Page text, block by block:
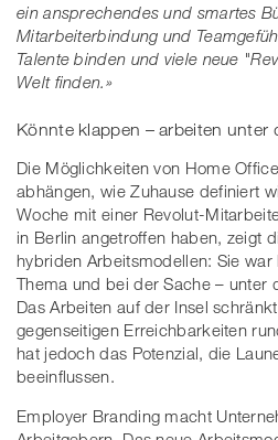
ein ansprechendes und smartes
Mitarbeiterbindung und
Talente binden und viele neue
Welt finden.»
Könnte klappen – arbeiten unter
Die Möglichkeiten von Home
abhängen, wie Zuhause definiert
Woche mit einer Revolut-
in Berlin angetroffen haben, zeigt
hybriden Arbeitsmodellen: Sie
Thema und bei der Sache – unter
Das Arbeiten auf der Insel
gegenseitigen Erreichbarkeiten
hat jedoch das Potenzial, die
beeinflussen.
Employer Branding macht